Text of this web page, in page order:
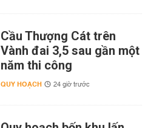
Cầu Thượng Cát trên
Vành đai 3,5 sau gần một
năm thi công
QUY HOẠCH 24 giờ trước